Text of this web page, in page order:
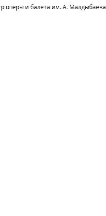
оперы и балета им. А. Малдыбаева